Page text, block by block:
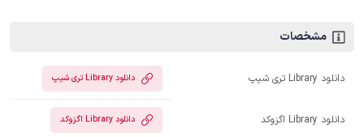
مشخصات
دانلود Library تری شیپ دانلود Library تری شیپ
دانلود Library اگزوکد دانلود Library اگزوکد